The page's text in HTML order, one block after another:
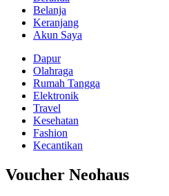
Belanja
Keranjang
Akun Saya
Dapur
Olahraga
Rumah Tangga
Elektronik
Travel
Kesehatan
Fashion
Kecantikan
Voucher Neohaus